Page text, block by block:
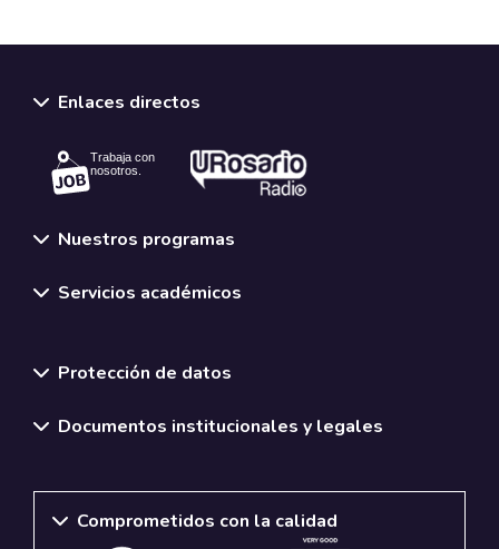
Enlaces directos
Trabaja con
nosotros.
Nuestros programas
Servicios académicos
Protección de datos
Documentos institucionales y legales
Comprometidos con la calidad